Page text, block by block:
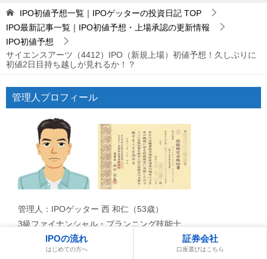
IPO初値予想一覧｜IPOゲッターの投資日記 TOP
IPO最新記事一覧｜IPO初値予想・上場承認の更新情報
IPO初値予想
サイエンスアーツ（4412）IPO（新規上場）初値予想！久しぶりに
初値2日目持ち越しが見れるか！？
管理人プロフィール
管理人：IPOゲッター 西 和仁（53歳）
3級ファイナンシャル・プランニング技能士
FISCOソーシャルレポーター
IPO投資及びブログ開始：2006年9月
IPOの流れ
はじめての方へ
証券会社
口座選びはこちら